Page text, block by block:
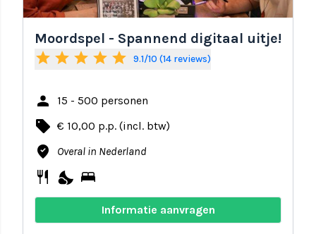
Moordspel - Spannend digitaal uitje!
star star star star star 9.1/10 (14 reviews)
person 15 - 500 personen
local_offer € 10,00 p.p. (incl. btw)
where_to_vote Overal in Nederland
restaurant nights_stay bed
Informatie aanvragen